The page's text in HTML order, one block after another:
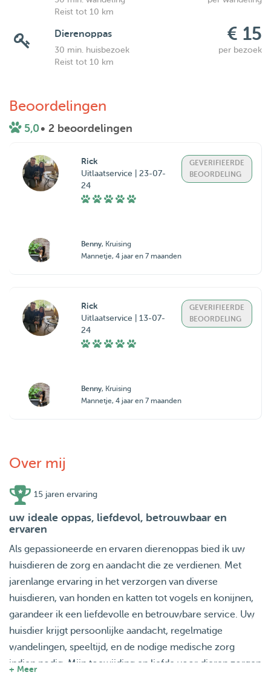
Reist tot 10 km
Dierenoppas € 15
30 min. huisbezoek
per bezoek
Reist tot 10 km
Beoordelingen
5,0• 2 beoordelingen
Rick
Uitlaatservice | 23-07-
24
GEVERIFIEERDE
BEOORDELING
Benny, Kruising
Mannetje, 4 jaar en 7 maanden
Rick
Uitlaatservice | 13-07-
24
GEVERIFIEERDE
BEOORDELING
Benny, Kruising
Mannetje, 4 jaar en 7 maanden
Over mij
15 jaren ervaring
uw ideale oppas, liefdevol, betrouwbaar en
ervaren
Als gepassioneerde en ervaren dierenoppas bied ik uw
huisdieren de zorg en aandacht die ze verdienen. Met
jarenlange ervaring in het verzorgen van diverse
huisdieren, van honden en katten tot vogels en konijnen,
garandeer ik een liefdevolle en betrouwbare service. Uw
huisdier krijgt persoonlijke aandacht, regelmatige
wandelingen, speeltijd, en de nodige medische zorg
indien nodig. Mijn toewijding en liefde voor dieren zorgen
+ Meer